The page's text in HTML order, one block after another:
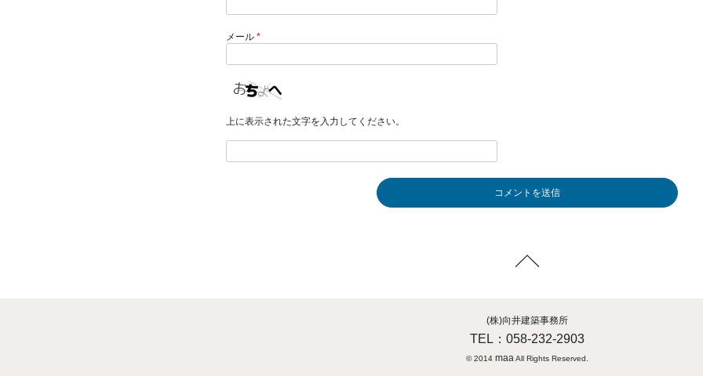
メール *
上に表示された文字を入力してください。
(株)向井建築事務所
TEL：058-232-2903
© 2014 maa All Rights Reserved.